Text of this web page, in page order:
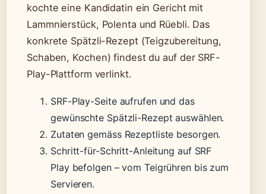
kochte eine Kandidatin ein Gericht mit
Lammnierstück, Polenta und Rüebli. Das
konkrete Spätzli-Rezept (Teigzubereitung,
Schaben, Kochen) findest du auf der SRF-
Play-Plattform verlinkt.
SRF-Play-Seite aufrufen und das
gewünschte Spätzli-Rezept auswählen.
Zutaten gemäss Rezeptliste besorgen.
Schritt-für-Schritt-Anleitung auf SRF
Play befolgen – vom Teigrühren bis zum
Servieren.